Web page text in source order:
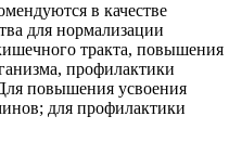
в качестве
для нормализации
тракта, повышения
профилактики
повышения усвоения
для профилактики